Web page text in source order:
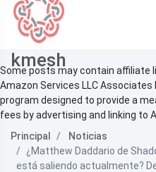
kmesh
Some posts may contain affiliate
Amazon Services LLC
program designed to provide a
fees by advertising and linking to
Principal
Noticias
¿Matthew Daddario de
está saliendo actualmente?